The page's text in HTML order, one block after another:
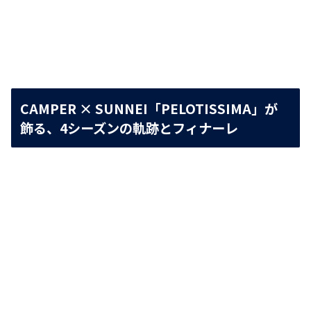
CAMPER × SUNNEI「PELOTISSIMA」が
飾る、4シーズンの軌跡とフィナーレ